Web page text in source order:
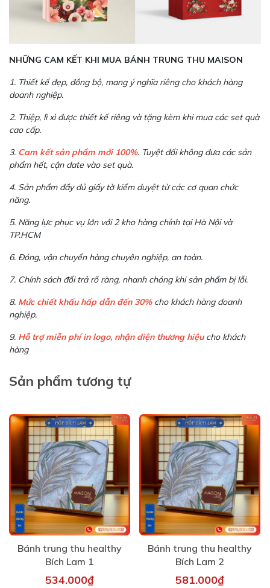
NHỮNG CAM KẾT KHI MUA BÁNH TRUNG THU MAISON
1. Thiết kế đẹp, đồng bộ, mang ý nghĩa riêng cho khách hàng
doanh nghiệp.
2. Thiệp, lì xì được thiết kế riêng và tặng kèm khi mua các set quà
cao cấp.
3. Cam kết sản phẩm mới 100%. Tuyệt đối không đưa các sản
phẩm hết, cận date vào set quà.
4. Sản phẩm đầy đủ giấy tờ kiểm duyệt từ các cơ quan chức
năng.
5. Năng lực phục vụ lớn với 2 kho hàng chính tại Hà Nội và
TP.HCM
6. Đóng, vận chuyển hàng chuyên nghiệp, an toàn.
7. Chính sách đổi trả rõ ràng, nhanh chóng khi sản phẩm bị lỗi.
8. Mức chiết khấu hấp dẫn đến 30%cho khách hàng doanh
nghiệp.
9. Hỗ trợ miễn phí in logo, nhận diện thương hiệucho khách
hàng
Sản phẩm tương tự
Bánh trung thu healthy
Bích Lam 1
534.000₫
Bánh trung thu healthy
Bích Lam 2
581.000₫